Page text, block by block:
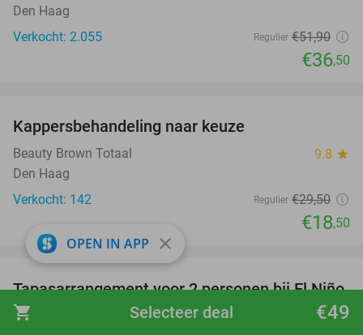
shopping_cart €49
Selecteer deal
Den Haag
Verkocht: 2.055
Regulier €51,90
€36,50
Kappersbehandeling naar keuze
Beauty Brown Totaal 9.8 star
Den Haag
Verkocht: 142
Regulier €29,50
€18,50
51%
Tapasarrangement voor 2 personen bij El Niño
Beach Club
OPEN IN APP close